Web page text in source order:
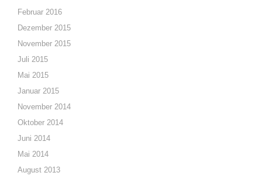
Februar 2016
Dezember 2015
November 2015
Juli 2015
Mai 2015
Januar 2015
November 2014
Oktober 2014
Juni 2014
Mai 2014
August 2013